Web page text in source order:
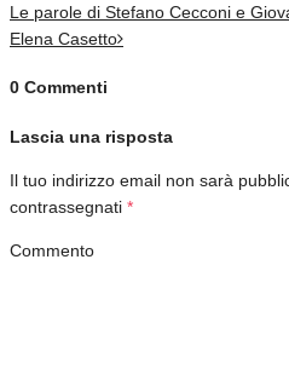
Le parole di Stefano Cecconi e
Elena Casetto
0 Commenti
Lascia una risposta
Il tuo indirizzo email non sarà
contrassegnati *
Commento